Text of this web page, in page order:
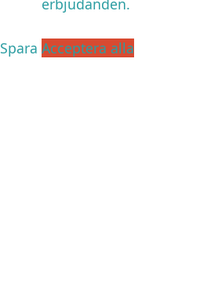
erbjudanden.
Spara Acceptera alla